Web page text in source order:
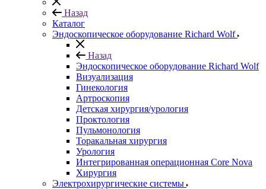
Назад
Каталог
Эндоскопическое оборудование Richard Wolf
Назад
Эндоскопическое оборудование Richard Wolf
Визуализация
Гинекология
Артроскопия
Детская хирургия/урология
Проктология
Пульмонология
Торакальная хирургия
Урология
Интегрированная операционная Core Nova
Хирургия
Электрохирургические системы